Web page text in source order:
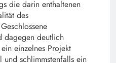
die darin enthaltenen
des
dagegen deutlich
einzelnes Projekt
schlimmstenfalls ein